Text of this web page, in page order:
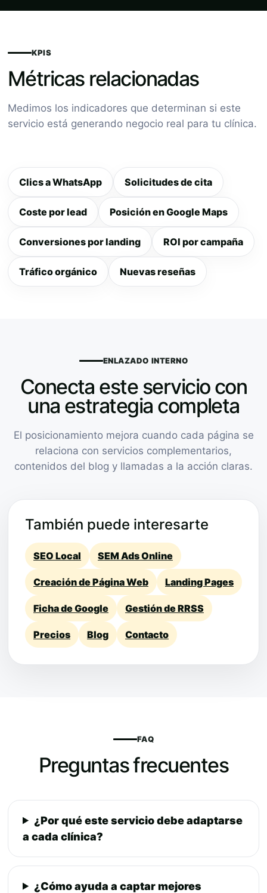
KPIS
Métricas relacionadas
Medimos los indicadores que determinan si este
servicio está generando negocio real para tu clínica.
Clics a WhatsApp Solicitudes de cita
Coste por lead Posición en Google Maps
Conversiones por landing ROI por campaña
Tráfico orgánico Nuevas reseñas
ENLAZADO INTERNO
Conecta este servicio con
una estrategia completa
El posicionamiento mejora cuando cada página se
relaciona con servicios complementarios,
contenidos del blog y llamadas a la acción claras.
También puede interesarte
SEO Local SEM Ads Online
Creación de Página Web Landing Pages
Ficha de Google Gestión de RRSS
Precios Blog Contacto
FAQ
Preguntas frecuentes
¿Por qué este servicio debe adaptarse
a cada clínica?
¿Cómo ayuda a captar mejores